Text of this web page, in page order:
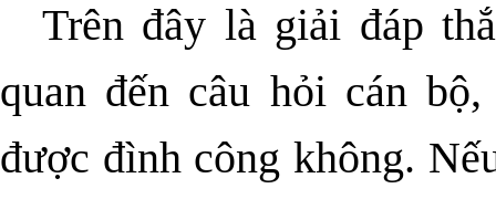
Trên đây là giải đáp
quan đến câu hỏi cán
được đình công không.